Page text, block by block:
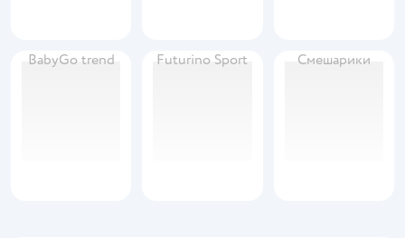
BabyGo trend Futurino Sport Смешарики